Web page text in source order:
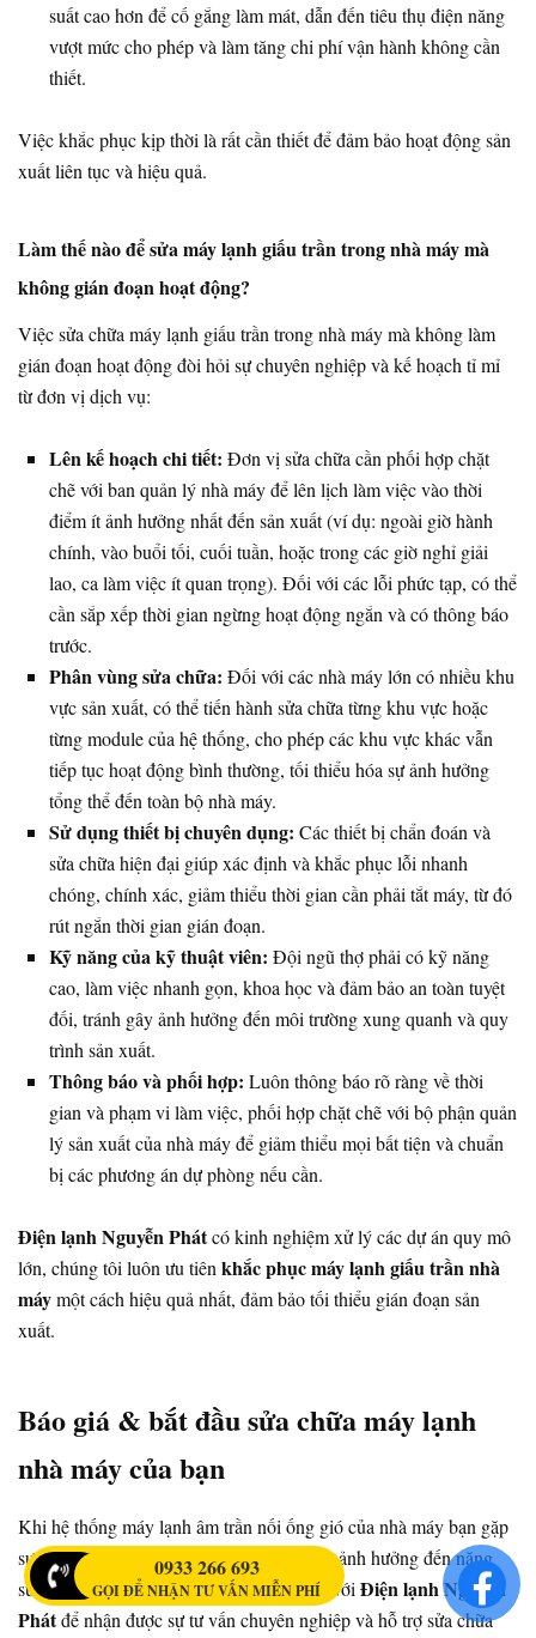
suất cao hơn để cố gắng làm mát, dẫn đến tiêu thụ điện năng
vượt mức cho phép và làm tăng chi phí vận hành không cần
thiết.
Việc khắc phục kịp thời là rất cần thiết để đảm bảo hoạt động sản
xuất liên tục và hiệu quả.
Làm thế nào để sửa máy lạnh giấu trần trong nhà máy mà
không gián đoạn hoạt động?
Việc sửa chữa máy lạnh giấu trần trong nhà máy mà không làm
gián đoạn hoạt động đòi hỏi sự chuyên nghiệp và kế hoạch tỉ mỉ
từ đơn vị dịch vụ:
Lên kế hoạch chi tiết: Đơn vị sửa chữa cần phối hợp chặt
chẽ với ban quản lý nhà máy để lên lịch làm việc vào thời
điểm ít ảnh hưởng nhất đến sản xuất (ví dụ: ngoài giờ hành
chính, vào buổi tối, cuối tuần, hoặc trong các giờ nghỉ giải
lao, ca làm việc ít quan trọng). Đối với các lỗi phức tạp, có thể
cần sắp xếp thời gian ngừng hoạt động ngắn và có thông báo
trước.
Phân vùng sửa chữa: Đối với các nhà máy lớn có nhiều khu
vực sản xuất, có thể tiến hành sửa chữa từng khu vực hoặc
từng module của hệ thống, cho phép các khu vực khác vẫn
tiếp tục hoạt động bình thường, tối thiểu hóa sự ảnh hưởng
tổng thể đến toàn bộ nhà máy.
Sử dụng thiết bị chuyên dụng: Các thiết bị chẩn đoán và
sửa chữa hiện đại giúp xác định và khắc phục lỗi nhanh
chóng, chính xác, giảm thiểu thời gian cần phải tắt máy, từ đó
rút ngắn thời gian gián đoạn.
Kỹ năng của kỹ thuật viên: Đội ngũ thợ phải có kỹ năng
cao, làm việc nhanh gọn, khoa học và đảm bảo an toàn tuyệt
đối, tránh gây ảnh hưởng đến môi trường xung quanh và quy
trình sản xuất.
Thông báo và phối hợp: Luôn thông báo rõ ràng về thời
gian và phạm vi làm việc, phối hợp chặt chẽ với bộ phận quản
lý sản xuất của nhà máy để giảm thiểu mọi bất tiện và chuẩn
bị các phương án dự phòng nếu cần.
Điện lạnh Nguyễn Phátcó kinh nghiệm xử lý các dự án quy mô
lớn, chúng tôi luôn ưu tiên khắc phục máy lạnh giấu trần nhà
máymột cách hiệu quả nhất, đảm bảo tối thiểu gián đoạn sản
xuất.
Báo giá & bắt đầu sửa chữa máy lạnh
nhà máy của bạn
Khi hệ thống máy lạnh âm trần nối ống gió của nhà máy bạn gặp
sự cố, đừng để tình trạng này kéo dài, gây ảnh hưởng đến năng
suất và chất lượng sản phẩm. Hãy liên hệ với Điện lạnh Nguyễn
Phátđể nhận được sự tư vấn chuyên nghiệp và hỗ trợ sửa chữa
0933 266 693
GỌI ĐỂ NHẬN TƯ VẤN MIỄN PHÍ